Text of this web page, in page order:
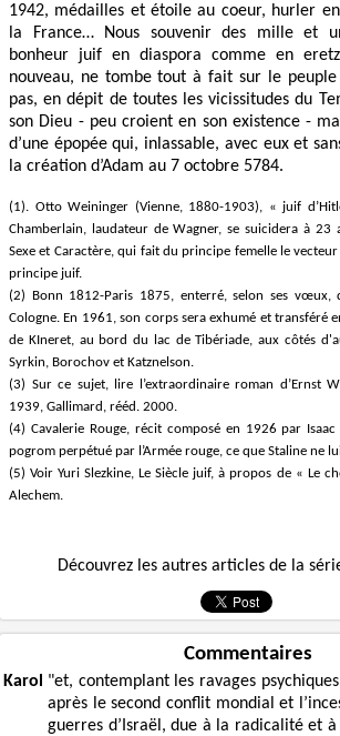
1942, médailles et étoile au coeur, hurler
la France… Nous souvenir des mille et
bonheur juif en diaspora comme en
nouveau, ne tombe tout à fait sur le peuple
pas, en dépit de toutes les vicissitudes du
son Dieu - peu croient en son existence -
d’une épopée qui, inlassable, avec eux et
la création d’Adam au 7 octobre 5784.
(1). Otto Weininger (Vienne, 1880-1903), « juif
Chamberlain, laudateur de Wagner, se suicidera à 23
Sexe et Caractère, qui fait du principe femelle le
principe juif.
(2) Bonn 1812-Paris 1875, enterré, selon ses vœux,
Cologne. En 1961, son corps sera exhumé et transféré
de KIneret, au bord du lac de Tibériade, aux côtés
Syrkin, Borochov et Katznelson.
(3) Sur ce sujet, lire l’extraordinaire roman d’Ernst
1939, Gallimard, rééd. 2000.
(4) Cavalerie Rouge, récit composé en 1926 par
pogrom perpétué par l’Armée rouge, ce que Staline ne
(5) Voir Yuri Slezkine, Le Siècle juif, à propos de « Le
Alechem.
Découvrez les autres articles de la
Commentaires
Karol
"et, contemplant les ravages
après le second conflit mondial et
guerres d’Israël, due à la radicalité et à